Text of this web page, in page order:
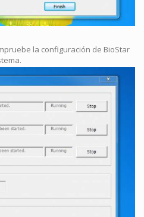
la configuración de BioStar